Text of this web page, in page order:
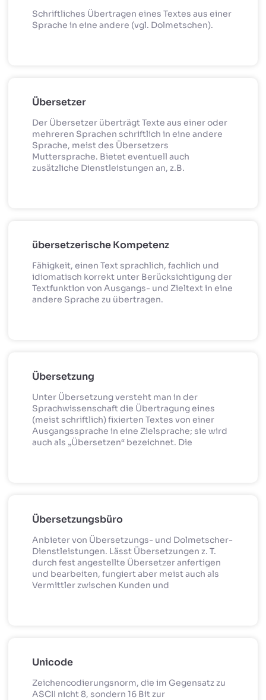
Schriftliches Übertragen eines Textes aus einer
Sprache in eine andere (vgl. Dolmetschen).
Übersetzer
Der Übersetzer überträgt Texte aus einer oder
mehreren Sprachen schriftlich in eine andere
Sprache, meist des Übersetzers
Muttersprache. Bietet eventuell auch
zusätzliche Dienstleistungen an, z.B.
übersetzerische Kompetenz
Fähigkeit, einen Text sprachlich, fachlich und
idiomatisch korrekt unter Berücksichtigung der
Textfunktion von Ausgangs- und Zieltext in eine
andere Sprache zu übertragen.
Übersetzung
Unter Übersetzung versteht man in der
Sprachwissenschaft die Übertragung eines
(meist schriftlich) fixierten Textes von einer
Ausgangssprache in eine Zielsprache; sie wird
auch als „Übersetzen“ bezeichnet. Die
Übersetzungsbüro
Anbieter von Übersetzungs- und Dolmetscher-
Dienstleistungen. Lässt Übersetzungen z. T.
durch fest angestellte Übersetzer anfertigen
und bearbeiten, fungiert aber meist auch als
Vermittler zwischen Kunden und
Unicode
Zeichencodierungsnorm, die im Gegensatz zu
ASCII nicht 8, sondern 16 Bit zur